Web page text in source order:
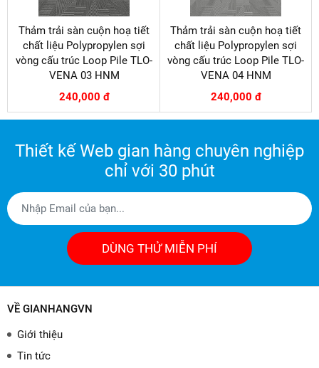
Thảm trải sàn cuộn hoạ tiết
chất liệu Polypropylen sợi
vòng cấu trúc Loop Pile TLO-
VENA 03 HNM
240,000 đ
Thảm trải sàn cuộn hoạ tiết
chất liệu Polypropylen sợi
vòng cấu trúc Loop Pile TLO-
VENA 04 HNM
240,000 đ
Thiết kế Web gian hàng chuyên nghiệp
chỉ với 30 phút
DÙNG THỬ MIỄN PHÍ
VỀ GIANHANGVN
Giới thiệu
Tin tức